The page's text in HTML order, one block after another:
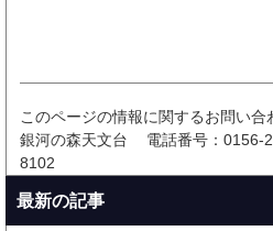
このページの情報に関するお問い合
銀河の森天文台
電話番号：0156-
8102
最新の記事